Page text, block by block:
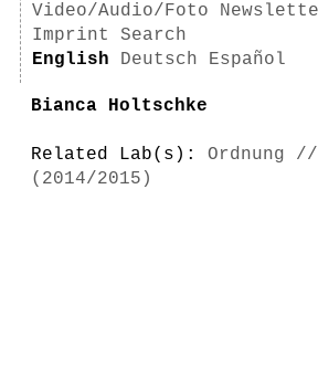
Video/Audio/Foto
Imprint
Search
English
Deutsch Español
Bianca Holtschke
Related Lab(s): Ordnung
(2014/2015)